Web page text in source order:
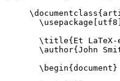
\documentclass{
\usepackage
utf8
\title{Et
\author{John
\begin{ document }